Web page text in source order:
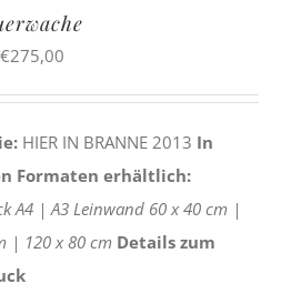
€275,00
€275,00
HIER IN BRANNE 2013 In
Formaten erhältlich:
A4 |A3Leinwand 60 x 40 cm |
| 120 x 80 cm Details zum